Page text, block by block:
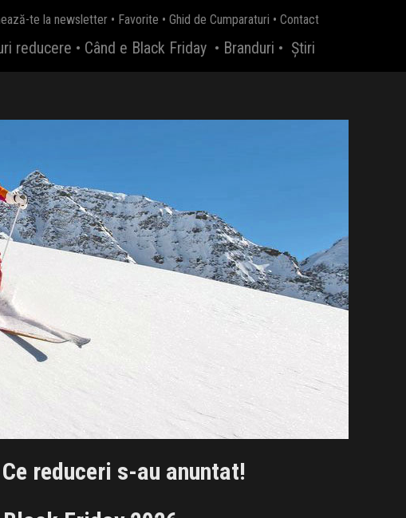
te la newsletter • Favorite • Ghid de Cumparaturi • Contact
reducere • Când e Black Friday • Branduri • Știri
reduceri s-au anuntat!